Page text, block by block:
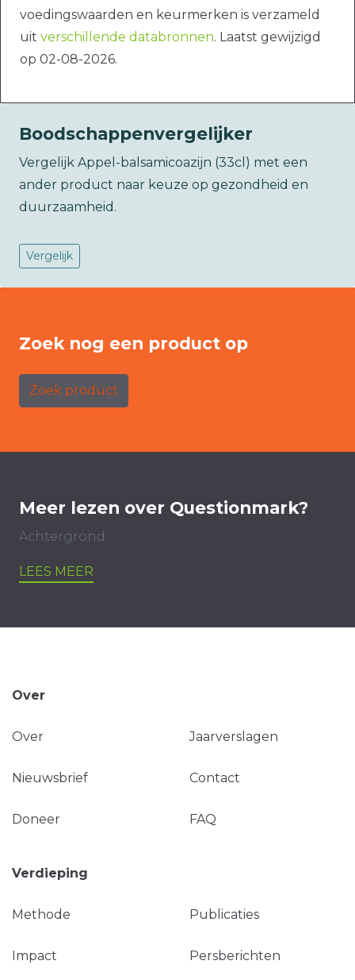
voedingswaarden en keurmerken is verzameld
uit verschillende databronnen. Laatst gewijzigd
op 02-08-2026.
Boodschappenvergelijker
Vergelijk Appel-balsamicoazijn (33cl) met een
ander product naar keuze op gezondheid en
duurzaamheid.
Vergelijk
Zoek nog een product op
Zoek product
Meer lezen over Questionmark?
Achtergrond
LEES MEER
Over
Over Jaarverslagen
Nieuwsbrief Contact
Doneer FAQ
Verdieping
Methode Publicaties
Impact Persberichten